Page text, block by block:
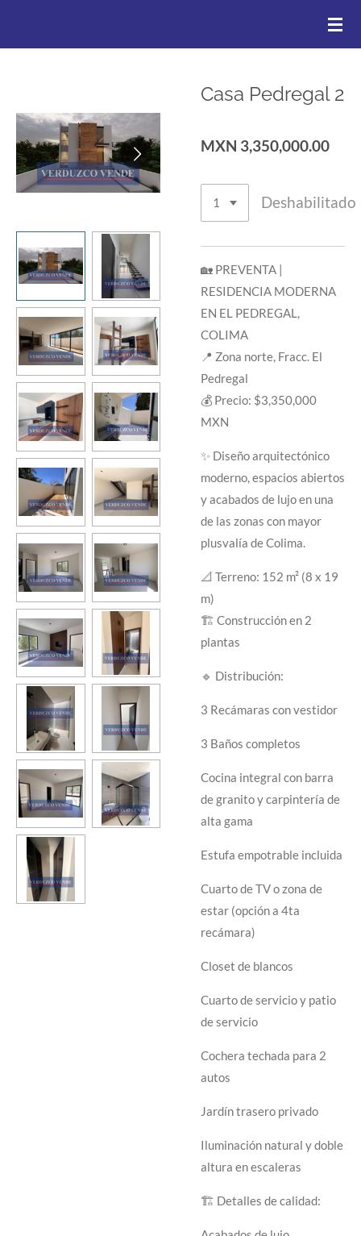
Casa Pedregal 2
MXN 3,350,000.00
Deshabilitado
🏡 PREVENTA |
RESIDENCIA MODERNA
EN EL PEDREGAL,
COLIMA
📍 Zona norte, Fracc. El
Pedregal
💰 Precio: $3,350,000
MXN
✨ Diseño arquitectónico
moderno, espacios abiertos
y acabados de lujo en una
de las zonas con mayor
plusvalía de Colima.
📐 Terreno: 152 m² (8 x 19
m)
🏗 Construcción en 2
plantas
🔹 Distribución:
3 Recámaras con vestidor
3 Baños completos
Cocina integral con barra
de granito y carpintería de
alta gama
Estufa empotrable incluida
Cuarto de TV o zona de
estar (opción a 4ta
recámara)
Closet de blancos
Cuarto de servicio y patio
de servicio
Cochera techada para 2
autos
Jardín trasero privado
Iluminación natural y doble
altura en escaleras
🏗 Detalles de calidad: